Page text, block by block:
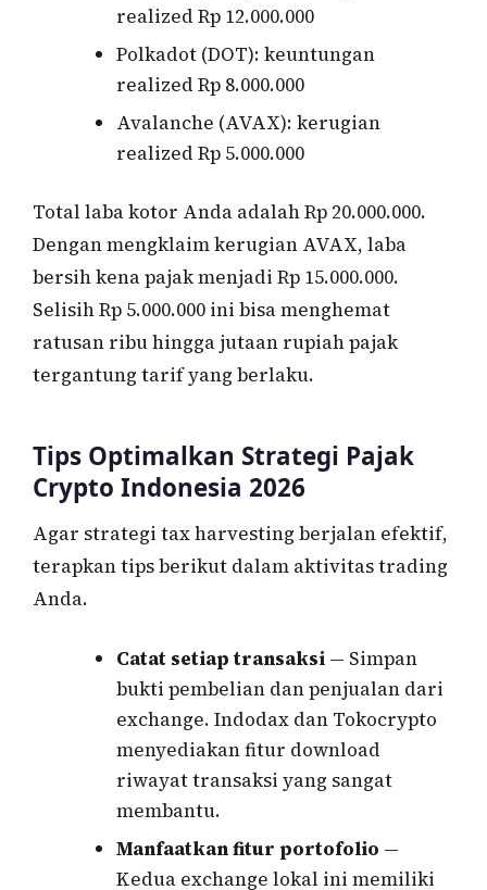
realized Rp 12.000.000
Polkadot (DOT): keuntungan
realized Rp 8.000.000
Avalanche (AVAX): kerugian
realized Rp 5.000.000
Total laba kotor Anda adalah Rp 20.000.000.
Dengan mengklaim kerugian AVAX, laba
bersih kena pajak menjadi Rp 15.000.000.
Selisih Rp 5.000.000 ini bisa menghemat
ratusan ribu hingga jutaan rupiah pajak
tergantung tarif yang berlaku.
Tips Optimalkan Strategi Pajak
Crypto Indonesia 2026
Agar strategi tax harvesting berjalan efektif,
terapkan tips berikut dalam aktivitas trading
Anda.
Catat setiap transaksi— Simpan
bukti pembelian dan penjualan dari
exchange. Indodax dan Tokocrypto
menyediakan fitur download
riwayat transaksi yang sangat
membantu.
Manfaatkan fitur portofolio —
Kedua exchange lokal ini memiliki